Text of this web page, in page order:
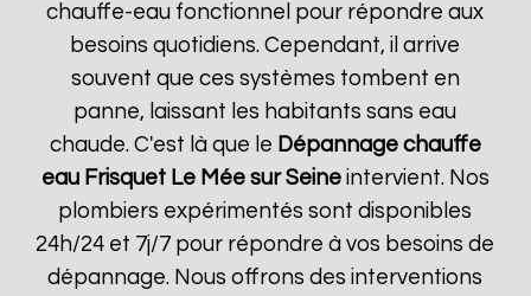
chauffe-eau fonctionnel pour répondre aux
besoins quotidiens. Cependant, il arrive
souvent que ces systèmes tombent en
panne, laissant les habitants sans eau
chaude. C'est là que le Dépannage chauffe
eau Frisquet Le Mée sur Seineintervient. Nos
plombiers expérimentés sont disponibles
24h/24 et 7j/7 pour répondre à vos besoins de
dépannage. Nous offrons des interventions